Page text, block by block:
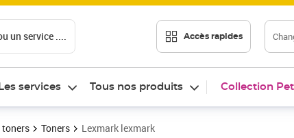
un service .... Accès rapides
Les services Tous nos produits Collection
toners Toners Lexmark lexmark